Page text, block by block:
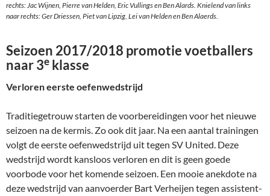
rechts: Jac Wijnen, Pierre van Helden, Eric Vullings en Ben Alards. Knielend van links
naar rechts: Ger Driessen, Piet van Lipzig, Lei van Helden en Ben Alaerds.
Seizoen 2017/2018 promotie voetballers
naar 3e klasse
Verloren eerste oefenwedstrijd
Traditiegetrouw starten de voorbereidingen voor het nieuwe
seizoen na de kermis. Zo ook dit jaar. Na een aantal trainingen
volgt de eerste oefenwedstrijd uit tegen SV United. Deze
wedstrijd wordt kansloos verloren en dit is geen goede
voorbode voor het komende seizoen. Een mooie anekdote na
deze wedstrijd van aanvoerder Bart Verheijen tegen assistent-